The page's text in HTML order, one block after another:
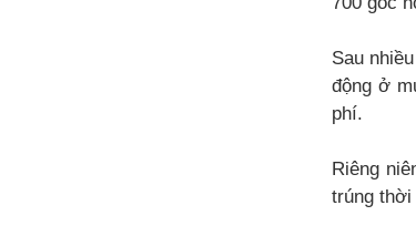
Sau
động ở
phí.
Riêng
trúng thời